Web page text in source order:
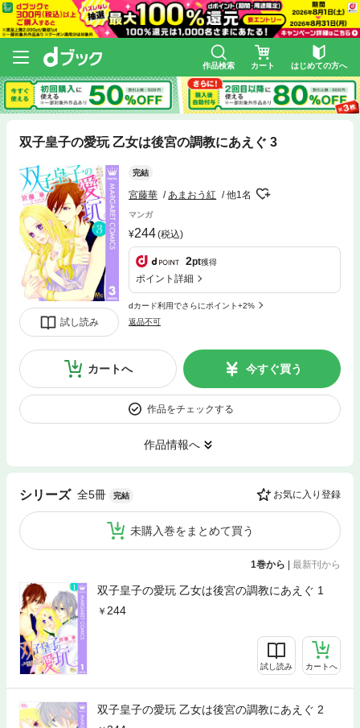
作品検索 カート はじめての方へ
双子皇子の愛玩 乙女は後宮の調教にあえぐ 3
試し読み
完結
宮藤華 あまおう紅 他1名
マンガ
244(税込)
2pt獲得
ポイント詳細
dカード利用でさらにポイント+2%
返品不可
カートへ 今すぐ買う
作品をチェックする
作品情報へ
シリーズ 全5冊 完結 お気に入り登録
未購入巻をまとめて買う
1巻から 最新刊から
双子皇子の愛玩 乙女は後宮の調教にあえぐ 1
244
試し読み カートへ
双子皇子の愛玩 乙女は後宮の調教にあえぐ 2